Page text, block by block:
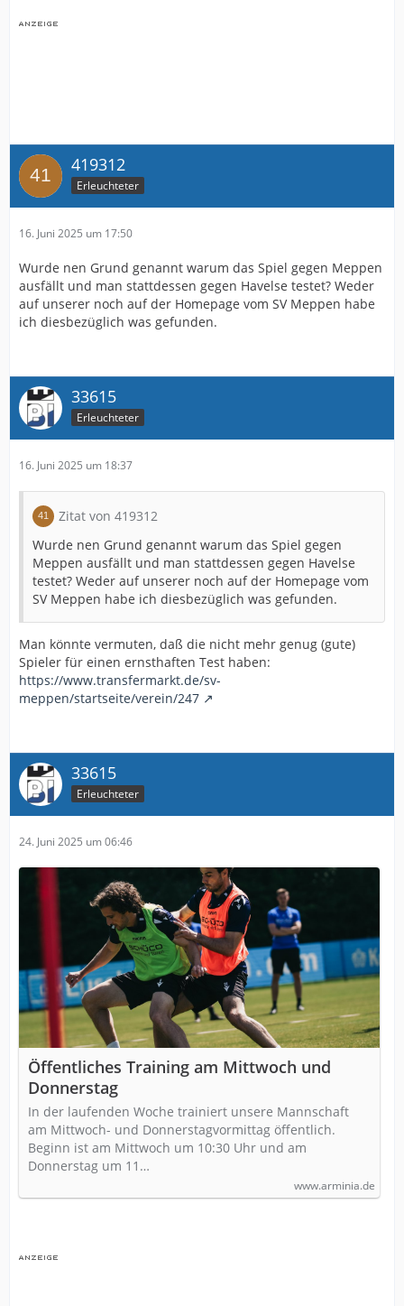
419312
Erleuchteter
16. Juni 2025 um 17:50
Wurde nen Grund genannt warum das Spiel gegen Meppen
ausfällt und man stattdessen gegen Havelse testet? Weder
auf unserer noch auf der Homepage vom SV Meppen habe
ich diesbezüglich was gefunden.
33615
Erleuchteter
16. Juni 2025 um 18:37
Zitat von 419312
Wurde nen Grund genannt warum das Spiel gegen
Meppen ausfällt und man stattdessen gegen Havelse
testet? Weder auf unserer noch auf der Homepage vom
SV Meppen habe ich diesbezüglich was gefunden.
Man könnte vermuten, daß die nicht mehr genug (gute)
Spieler für einen ernsthaften Test haben:
https://www.transfermarkt.de/sv-
meppen/startseite/verein/247
33615
Erleuchteter
24. Juni 2025 um 06:46
Öffentliches Training am Mittwoch und
Donnerstag
In der laufenden Woche trainiert unsere Mannschaft
am Mittwoch- und Donnerstagvormittag öffentlich.
Beginn ist am Mittwoch um 10:30 Uhr und am
Donnerstag um 11…
www.arminia.de